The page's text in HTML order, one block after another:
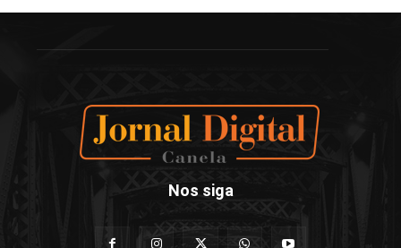
Nos siga